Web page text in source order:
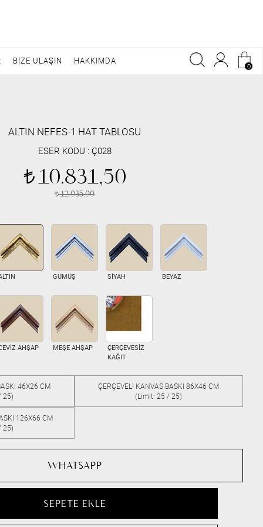
BİZE ULAŞIN HAKKIMDA
0
ALTIN NEFES-1 HAT TABLOSU
ESER KODU : Ç028
t10.831,50
t12.035,00
GÜMÜŞ SİYAH BEYAZ
AHŞAP MEŞE AHŞAP
ÇERÇEVESİZ
KAĞIT
46X26 CM
25)
ÇERÇEVELİ KANVAS BASKI 86X46 CM
(Limit: 25 / 25)
126X66 CM
25)
WHATSAPP